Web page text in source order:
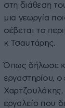
στη διάθεση
μια γεωργία
σέβεται το
κ Τσαυτάρης.
Όπως δήλωσε
εργαστηρίου,
Χαρτζουλάκης,
εργαλείο που